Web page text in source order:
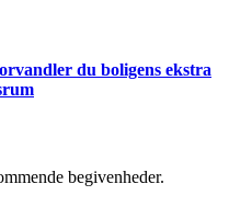
du boligens ekstra
begivenheder.